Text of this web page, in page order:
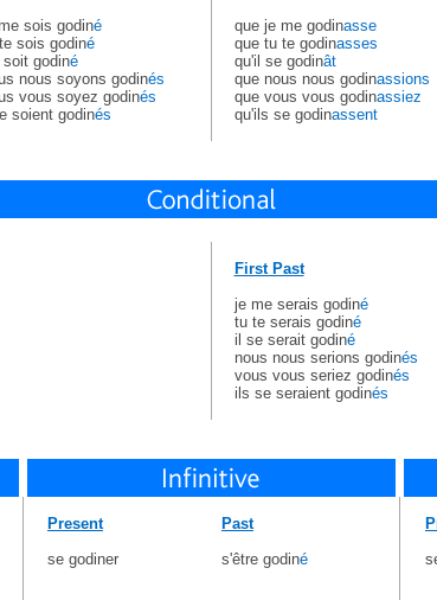
sois godiné
sois godiné
godiné
nous soyons godinés
vous soyez godinés
soient godinés
que je me godinasse
que tu te godinasses
qu'il se godinât
que nous nous godinassions
que vous vous godinassiez
qu'ils se godinassent
First Past
je me serais godiné
tu te serais godiné
il se serait godiné
nous nous serions godinés
vous vous seriez godinés
ils se seraient godinés
Present
se godiner
Past
s'être godiné